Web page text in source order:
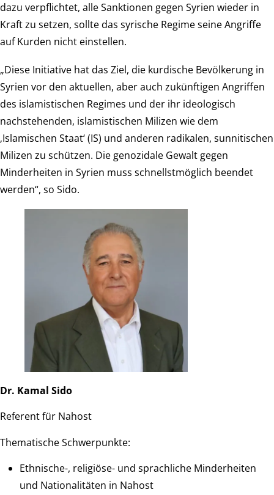
dazu verpflichtet, alle Sanktionen gegen Syrien wieder in
Kraft zu setzen, sollte das syrische Regime seine Angriffe
auf Kurden nicht einstellen.
„Diese Initiative hat das Ziel, die kurdische Bevölkerung in
Syrien vor den aktuellen, aber auch zukünftigen Angriffen
des islamistischen Regimes und der ihr ideologisch
nachstehenden, islamistischen Milizen wie dem
‚Islamischen Staat‘ (IS) und anderen radikalen, sunnitischen
Milizen zu schützen. Die genozidale Gewalt gegen
Minderheiten in Syrien muss schnellstmöglich beendet
werden“, so Sido.
Dr. Kamal Sido
Referent für Nahost
Thematische Schwerpunkte:
Ethnische-, religiöse- und sprachliche Minderheiten
und Nationalitäten in Nahost